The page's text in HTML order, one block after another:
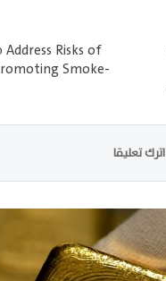
Risks of
Smoke-
اترك تعليقا